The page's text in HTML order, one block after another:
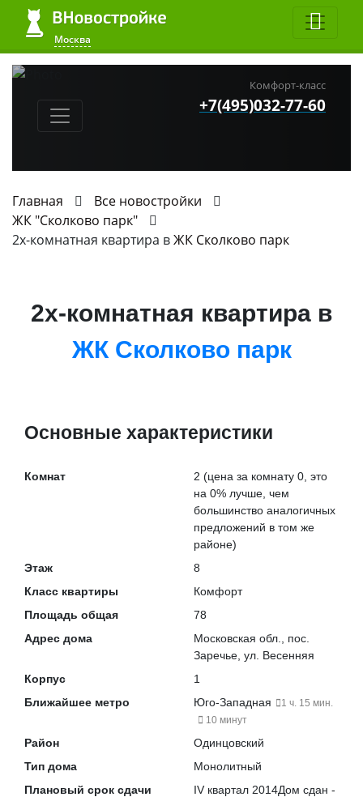
Москва
Комфорт-класс
+7(495)032-77-60
Главная
Все новостройки
ЖК "Сколково парк"
2х-комнатная квартира вЖК Сколково парк
2х-комнатная квартира в
ЖК Сколково парк
Основные характеристики
Комнат 2 (цена за комнату 0, это
на 0% лучше , чем
большинство аналогичных
предложений в том же
районе)
Этаж
8
Класс квартиры
Комфорт
Площадь общая
78
Адрес дома
Московская обл., пос.
Заречье, ул. Весенняя
Корпус
1
Ближайшее метро
Юго-Западная
1 ч. 15 мин.
10 минут
Район
Одинцовский
Тип дома
Монолитный
Плановый срок сдачи
IV квартал 2014Дом сдан -